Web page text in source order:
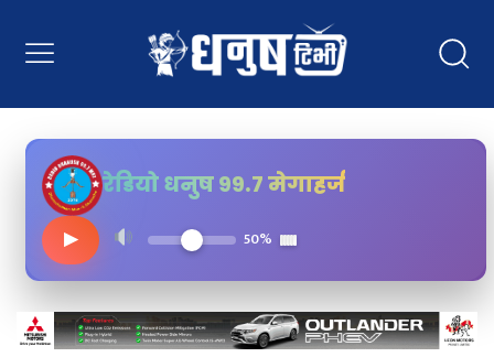
रेडियो धनुष ९९.७ मेगाहर्ज
▶
50%